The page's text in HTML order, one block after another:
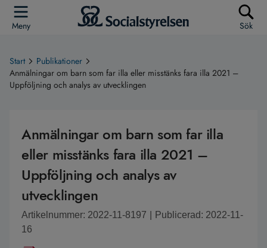
Meny Sök
Start
Publikationer
Anmälningar om barn som far illa eller misstänks fara illa 2021 –
Uppföljning och analys av utvecklingen
Anmälningar om barn som far illa
eller misstänks fara illa 2021 –
Uppföljning och analys av
utvecklingen
Artikelnummer: 2022-11-8197
Publicerad: 2022-11-
16